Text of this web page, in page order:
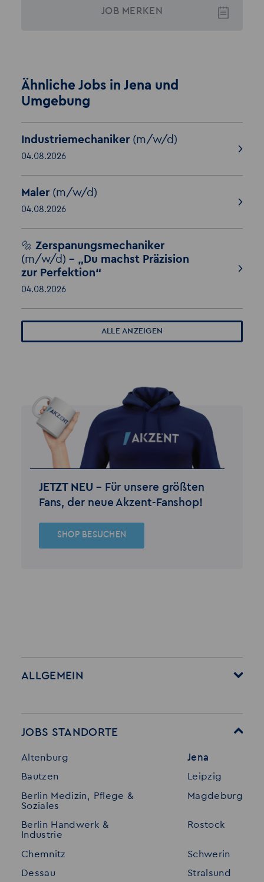
JOB MERKEN
Ähnliche Jobs in Jena und
Umgebung
Industriemechaniker (m/w/d)
04.08.2026
Maler (m/w/d)
04.08.2026
🔩 Zerspanungsmechaniker
(m/w/d) – „Du machst Präzision
zur Perfektion“
04.08.2026
ALLE ANZEIGEN
JETZT NEU – Für unsere größten
Fans, der neue Akzent-Fanshop!
SHOP BESUCHEN
ALLGEMEIN
Für Bewerber
Stellenangebote
Initiativ bewerben
Merkzettel
Standorte
Referenzen
Interne Jobs
Datenschutz
JOBS STANDORTE
Altenburg
Bautzen
Berlin Medizin, Pflege &
Soziales
Berlin Handwerk &
Industrie
Chemnitz
Dessau
Jena
Leipzig
Magdeburg
Rostock
Schwerin
Stralsund